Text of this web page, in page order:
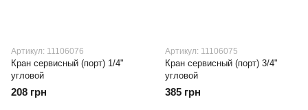
Артикул: 11106076
Кран сервисный (порт) 1/4"
угловой
208 грн
Артикул: 11106075
Кран сервисный (порт) 3/4"
угловой
385 грн